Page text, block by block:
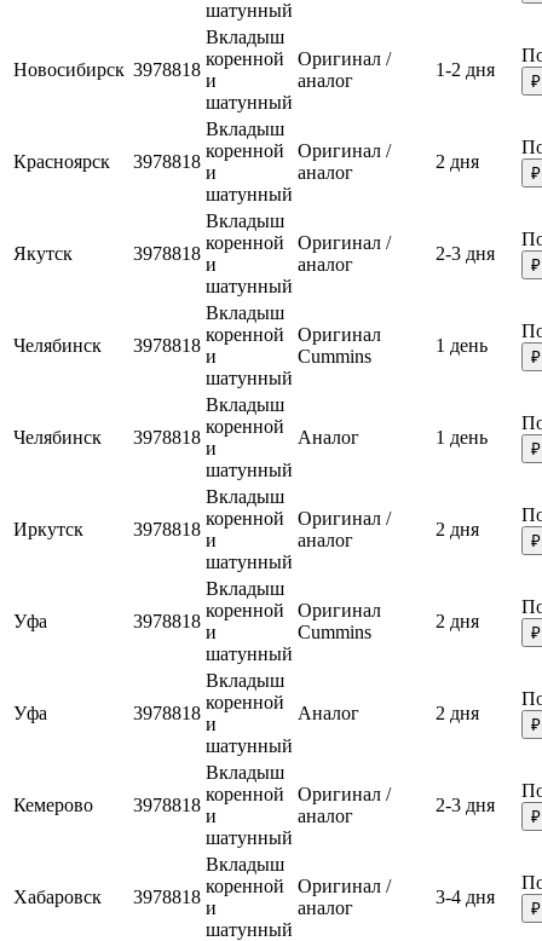
шатунный
Новосибирск 3978818
Вкладыш
коренной
и
шатунный
Оригинал /
аналог
1-2 дня
₽
Красноярск 3978818
Вкладыш
коренной
и
шатунный
Оригинал /
аналог
2 дня
₽
Якутск 3978818
Вкладыш
коренной
и
шатунный
Оригинал /
аналог
2-3 дня
₽
Челябинск 3978818
Вкладыш
коренной
и
шатунный
Оригинал
Cummins
1 день
₽
Челябинск 3978818
Вкладыш
коренной
и
шатунный
Аналог 1 день
₽
Иркутск 3978818
Вкладыш
коренной
и
шатунный
Оригинал /
аналог
2 дня
₽
Уфа 3978818
Вкладыш
коренной
и
шатунный
Оригинал
Cummins
2 дня
₽
Уфа 3978818
Вкладыш
коренной
и
шатунный
Аналог 2 дня
₽
Кемерово 3978818
Вкладыш
коренной
и
шатунный
Оригинал /
аналог
2-3 дня
₽
Хабаровск 3978818
Вкладыш
коренной
и
шатунный
Оригинал /
аналог
3-4 дня
₽